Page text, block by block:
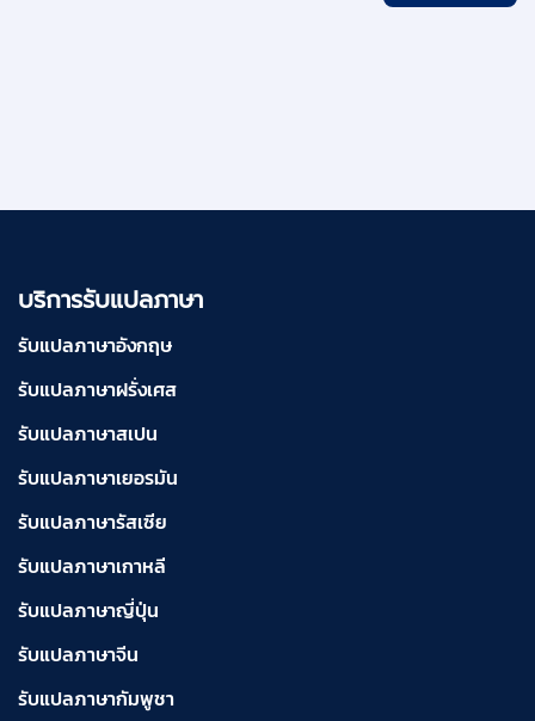
บริการรับแปลภาษา
รับแปลภาษาอังกฤษ
รับแปลภาษาฝรั่งเศส
รับแปลภาษาสเปน
รับแปลภาษาเยอรมัน
รับแปลภาษารัสเซีย
รับแปลภาษาเกาหลี
รับแปลภาษาญี่ปุ่น
รับแปลภาษาจีน
รับแปลภาษากัมพูชา